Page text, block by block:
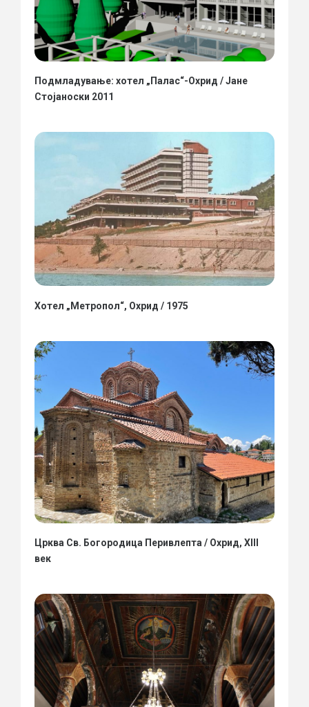
Подмладување: хотел „Палас“-Охрид / Јане
Стојаноски 2011
Хотел „Метропол“, Охрид / 1975
Црква Св. Богородица Перивлепта / Охрид, XIII
век